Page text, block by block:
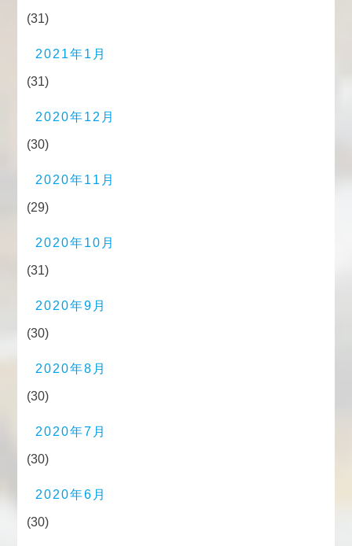
(31)
2021年1月
(31)
2020年12月
(30)
2020年11月
(29)
2020年10月
(31)
2020年9月
(30)
2020年8月
(30)
2020年7月
(30)
2020年6月
(30)